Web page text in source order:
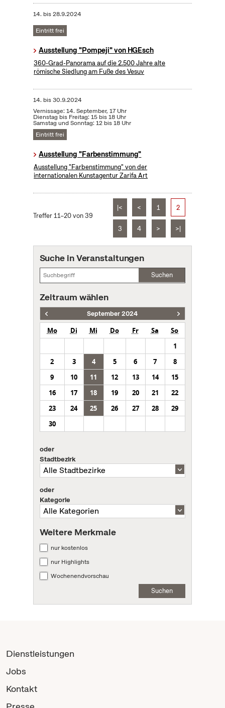
14. bis28.9.2024
Eintritt frei
Ausstellung "Pompeji" von HGEsch
360-Grad-Panorama auf die 2.500 Jahre alte
römische Siedlung am Fuße des Vesuv
14. bis30.9.2024
Vernissage: 14. September, 17 Uhr
Dienstag bis Freitag: 15 bis 18 Uhr
Samstag und Sonntag: 12 bis 18 Uhr
Eintritt frei
Ausstellung "Farbenstimmung"
Ausstellung "Farbenstimmung" von der
internationalen Kunstagentur Zarifa Art
Treffer 11–20 von 39
|< < 1 2
3 4 > >|
Suche in Veranstaltungen
Suchen
Zeitraum wählen
September 2024
Mo Di Mi Do Fr Sa
So
1
2
3 4 5 6 7
8
9
10 11 12 13 14
15
16
17 18 19 20 21
22
23
24 25 26 27 28
29
30
oder
Stadtbezirk
oder
Kategorie
Weitere Merkmale
nur kostenlos
nur Highlights
Wochenendvorschau
Suchen
Dienstleistungen
Jobs
Kontakt